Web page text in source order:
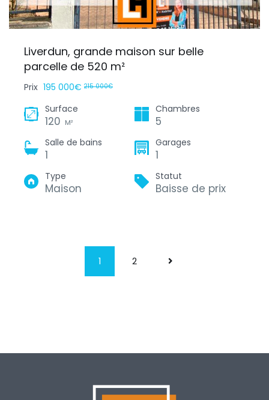
Liverdun, grande maison sur belle
parcelle de 520 m²
Prix 195 000€ 215 000€
Surface
120 M²
Chambres
5
Salle de bains
1
Garages
1
Type
Maison
Statut
Baisse de prix
1 2